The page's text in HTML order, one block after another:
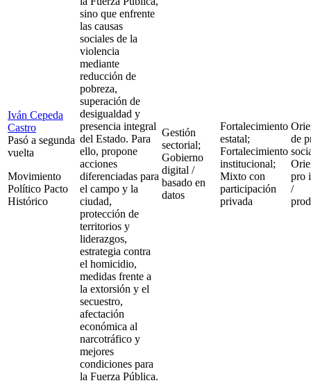
Iván Cepeda
Castro
Pasó a segunda
vuelta
Movimiento
Político Pacto
Histórico
sino que enfrente
las causas
sociales de la
violencia
mediante
reducción de
pobreza,
superación de
desigualdad y
presencia integral
del Estado. Para
ello, propone
acciones
diferenciadas para
el campo y la
ciudad,
protección de
territorios y
liderazgos,
estrategia contra
el homicidio,
medidas frente a
la extorsión y el
secuestro,
afectación
económica al
narcotráfico y
mejores
condiciones para
la Fuerza Pública.
Gestión
sectorial;
Gobierno
digital /
basado en
datos
Fortalecimiento
estatal;
Fortalecimiento
institucional;
Mixto con
participación
privada
de
pro
/